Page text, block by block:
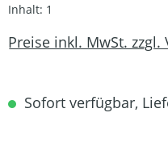
Inhalt: 1
Preise inkl. MwSt. zzgl.
Sofort verfügbar,